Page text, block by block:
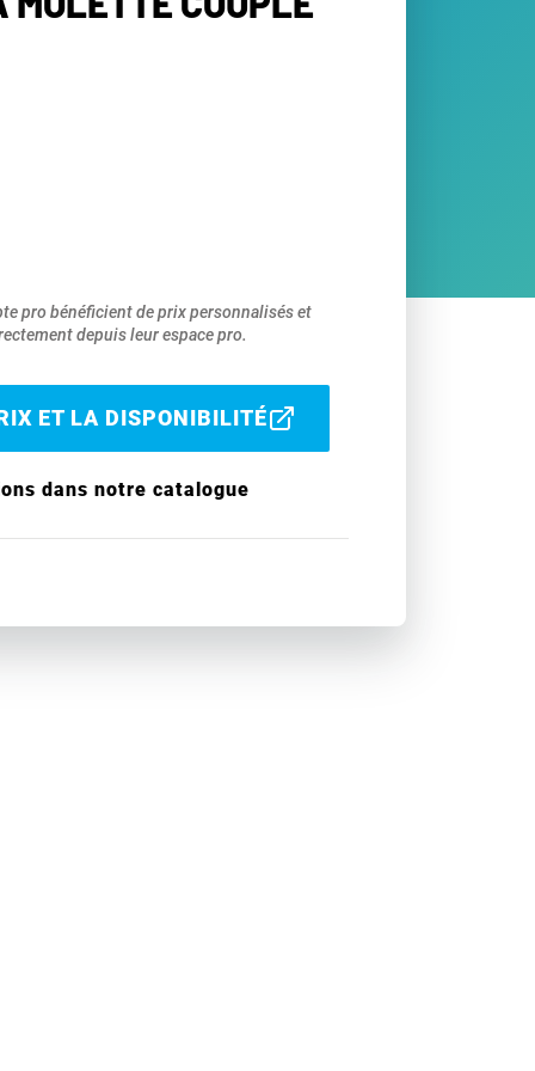
pro bénéficient de prix personnalisés et
depuis leur espace pro.
ET LA DISPONIBILITÉ
dans notre catalogue